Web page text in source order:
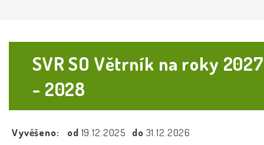
SVR SO Větrník na roky 2027
- 2028
Vyvěšeno: od 19.12.2025 do 31.12.2026